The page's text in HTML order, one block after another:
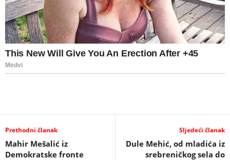
Prethodni članak
Mahir Mešalić iz
Demokratske fronte
Sljedeći članak
Dule Mehić, od mladića iz
srebreničkog sela do